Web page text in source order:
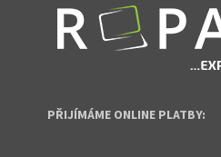
PŘIJÍMÁME ONLINE PLATBY: